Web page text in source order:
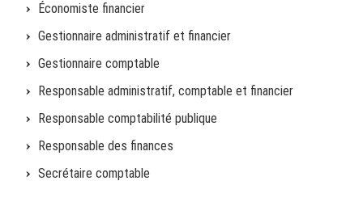
Économiste financier
Gestionnaire administratif et financier
Gestionnaire comptable
Responsable administratif, comptable et financier
Responsable comptabilité publique
Responsable des finances
Secrétaire comptable